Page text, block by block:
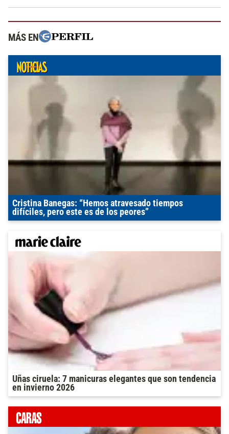
MÁS EN
Cristina Banegas: “Hemos atravesado tiempos
difíciles, pero este es de los peores”
Uñas ciruela: 7 manicuras elegantes que son tendencia
en invierno 2026